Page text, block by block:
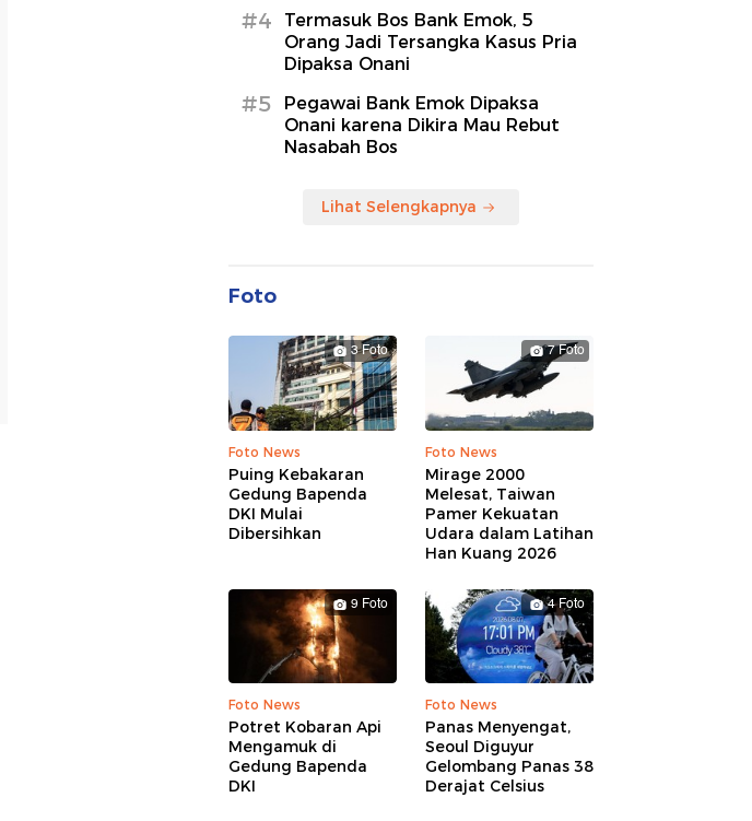
#4
Termasuk Bos Bank Emok, 5
Orang Jadi Tersangka Kasus Pria
Dipaksa Onani
#5
Pegawai Bank Emok Dipaksa
Onani karena Dikira Mau Rebut
Nasabah Bos
Lihat Selengkapnya
Foto
3 Foto
Foto News
Puing Kebakaran
Gedung Bapenda
DKI Mulai
Dibersihkan
7 Foto
Foto News
Mirage 2000
Melesat, Taiwan
Pamer Kekuatan
Udara dalam Latihan
Han Kuang 2026
9 Foto
Foto News
Potret Kobaran Api
Mengamuk di
Gedung Bapenda
DKI
4 Foto
Foto News
Panas Menyengat,
Seoul Diguyur
Gelombang Panas 38
Derajat Celsius